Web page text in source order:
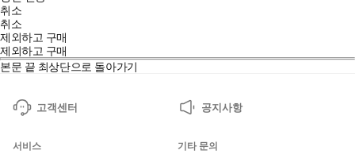
취소
취소
제외하고 구매
제외하고 구매
본문 끝 최상단으로 돌아가기
고객센터 공지사항
서비스
기타 문의